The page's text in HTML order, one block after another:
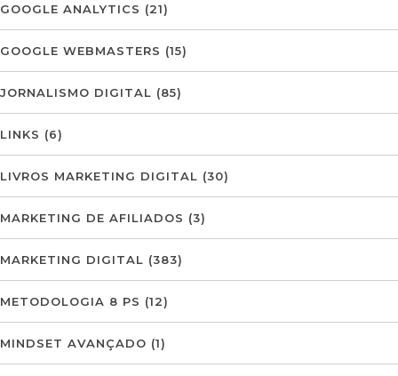
GOOGLE ANALYTICS (21)
GOOGLE WEBMASTERS (15)
JORNALISMO DIGITAL (85)
LINKS (6)
LIVROS MARKETING DIGITAL (30)
MARKETING DE AFILIADOS (3)
MARKETING DIGITAL (383)
METODOLOGIA 8 PS (12)
MINDSET AVANÇADO (1)